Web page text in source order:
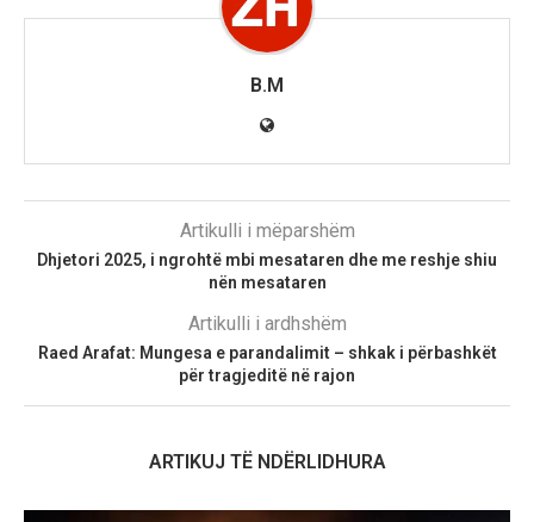
B.M
Artikulli i mëparshëm
Dhjetori 2025, i ngrohtë mbi mesataren dhe me reshje shiu
nën mesataren
Artikulli i ardhshëm
Raed Arafat: Mungesa e parandalimit – shkak i përbashkët
për tragjeditë në rajon
ARTIKUJ TË NDËRLIDHURA